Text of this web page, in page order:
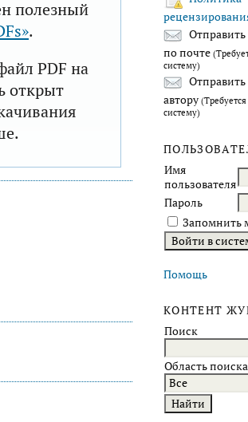
Отправить
по почте
систему)
автору
систему)
Имя
пользователя
Пароль
Запомнить
Помощь
КОНТЕНТ
Поиск
Область поиска
полезный
.
PDF на
открыт